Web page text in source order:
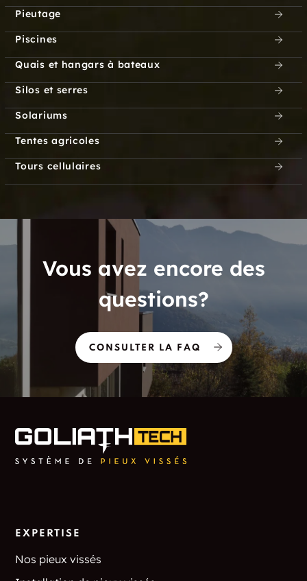
Pieutage
Piscines
Quais et hangars à bateaux
Silos et serres
Solariums
Tentes agricoles
Tours cellulaires
Vous avez encore des
questions?
CONSULTER LA FAQ
EXPERTISE
Nos pieux vissés